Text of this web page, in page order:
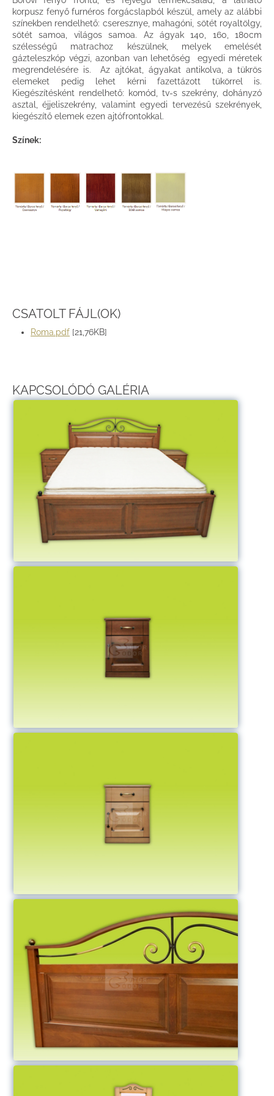
korpusz fenyő furnéros forgácslapból készül, amely az alábbi
színekben rendelhető: cseresznye, mahagóni, sötét royaltölgy,
sötét samoa, világos samoa. Az ágyak 140, 160, 180cm
szélességű matrachoz készülnek, melyek emelését
gázteleszkóp végzi, azonban van lehetőség egyedi méretek
megrendelésére is. Az ajtókat, ágyakat antikolva, a tükrös
elemeket pedig lehet kérni fazettázott tükörrel is.
Kiegészítésként rendelhető: komód, tv-s szekrény, dohányzó
asztal, éjjeliszekrény, valamint egyedi tervezésű szekrények,
kiegészítő elemek ezen ajtófrontokkal.
Színek:
CSATOLT FÁJL(OK)
Roma.pdf [21,76KB]
KAPCSOLÓDÓ GALÉRIA